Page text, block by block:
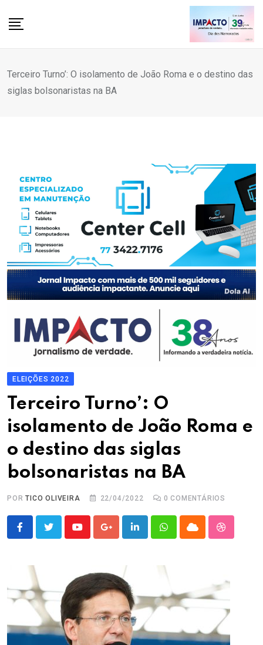
Terceiro Turno’: O isolamento de João Roma e o destino das
siglas bolsonaristas na BA
ELEIÇÕES 2022
Terceiro Turno’: O
isolamento de João Roma e
o destino das siglas
bolsonaristas na BA
PORTICO OLIVEIRA 22/04/2022 0 COMENTÁRIOS
YoutubeGoogle+LinkedInWhatsappCloud